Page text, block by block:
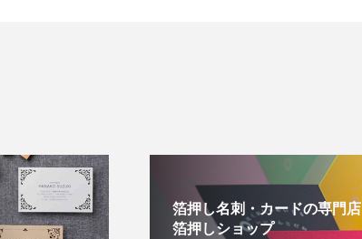
箔押し名刺・カードの専門店
箔押しショップ